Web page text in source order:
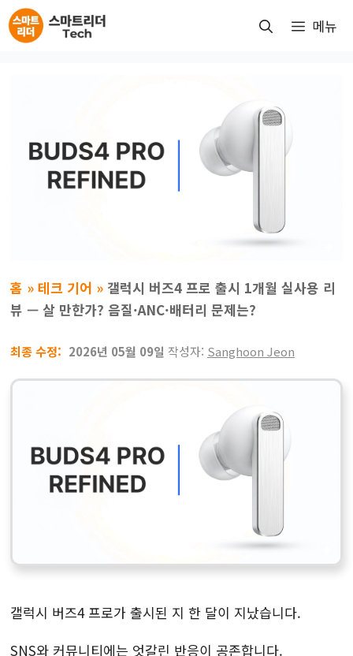
텐
메뉴
홈 » 테크 기어 » 갤럭시 버즈4 프로 출시 1개월 실사용 리
뷰 — 살 만한가? 음질·ANC·배터리 문제는?
2026년 05월 09일 작성자: Sanghoon Jeon
갤럭시 버즈4 프로가 출시된 지 한 달이 지났습니다.
SNS와 커뮤니티에는 엇갈린 반응이 공존합니다.